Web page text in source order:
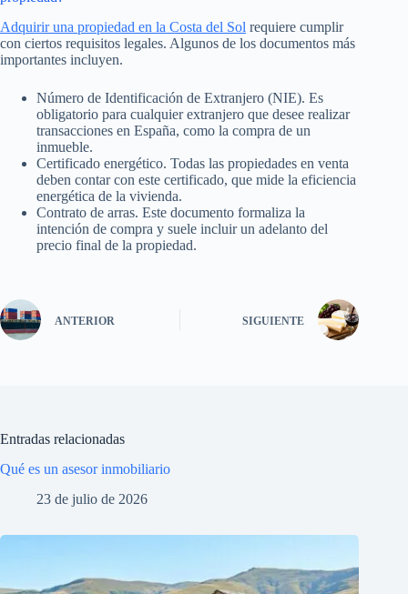
Adquirir una propiedad en la Costa del Sol requiere cumplir
con ciertos requisitos legales. Algunos de los documentos más
importantes incluyen.
Número de Identificación de Extranjero (NIE). Es
obligatorio para cualquier extranjero que desee realizar
transacciones en España, como la compra de un
inmueble.
Certificado energético. Todas las propiedades en venta
deben contar con este certificado, que mide la eficiencia
energética de la vivienda.
Contrato de arras. Este documento formaliza la
intención de compra y suele incluir un adelanto del
precio final de la propiedad.
ANTERIOR SIGUIENTE
Entradas relacionadas
Qué es un asesor inmobiliario
23 de julio de 2026